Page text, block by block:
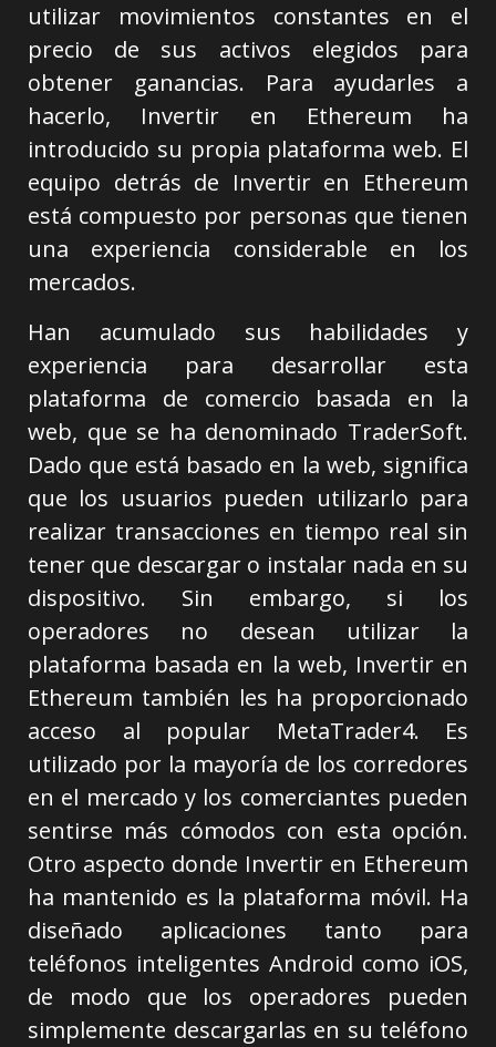
utilizar movimientos constantes en el
precio de sus activos elegidos para
obtener ganancias. Para ayudarles a
hacerlo, Invertir en Ethereum ha
introducido su propia plataforma web. El
equipo detrás de Invertir en Ethereum
está compuesto por personas que tienen
una experiencia considerable en los
mercados.
Han acumulado sus habilidades y
experiencia para desarrollar esta
plataforma de comercio basada en la
web, que se ha denominado TraderSoft.
Dado que está basado en la web, significa
que los usuarios pueden utilizarlo para
realizar transacciones en tiempo real sin
tener que descargar o instalar nada en su
dispositivo. Sin embargo, si los
operadores no desean utilizar la
plataforma basada en la web, Invertir en
Ethereum también les ha proporcionado
acceso al popular MetaTrader4. Es
utilizado por la mayoría de los corredores
en el mercado y los comerciantes pueden
sentirse más cómodos con esta opción.
Otro aspecto donde Invertir en Ethereum
ha mantenido es la plataforma móvil. Ha
diseñado aplicaciones tanto para
teléfonos inteligentes Android como iOS,
de modo que los operadores pueden
simplemente descargarlas en su teléfono